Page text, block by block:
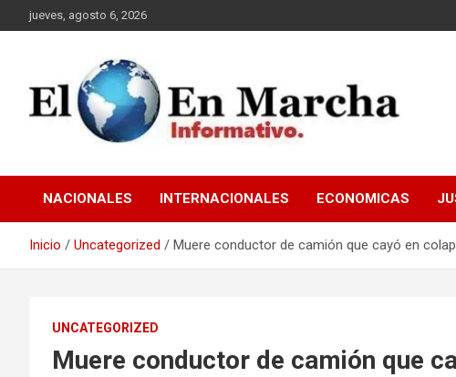
Saltar
al
jueves, agosto 6, 2026
elmundoenmarcha.net
NACIONALES INTERNACIONALES ECONOMICAS
Inicio Uncategorized Muere conductor de camión que cayó en
UNCATEGORIZED
Muere conductor de camión que